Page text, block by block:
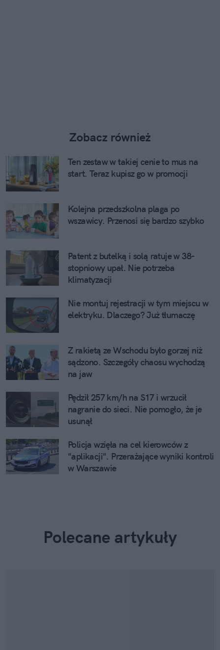
Zobacz również
Ten zestaw w takiej cenie to mus na
start. Teraz kupisz go w promocji
Kolejna przedszkolna plaga po
wszawicy. Przenosi się bardzo szybko
Patent z butelką i solą ratuje w 38-
stopniowy upał. Nie potrzeba
klimatyzacji
Nie montuj rejestracji w tym miejscu w
elektryku. Dlaczego? Już tłumaczę
Z rakietą ze Wschodu było gorzej niż
sądzono. Szczegóły chaosu wychodzą
na jaw
Pędził 257 km/h na S17 i wrzucił
nagranie do sieci. Nie pomogło, że je
usunął
Policja wzięła na cel kierowców z
"aplikacji". Przerażające wyniki kontroli
w Warszawie
Polecane artykuły